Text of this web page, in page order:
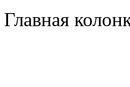
Главная